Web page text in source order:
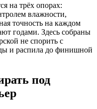
на трёх опорах:
влажности,
точность на каждом
годами. Здесь собраны
не спорить с
и распила до финишной
под